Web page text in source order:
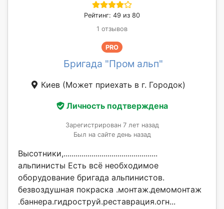
Рейтинг: 49 из 80
1 отзывов
PRO
Бригада "Пром альп"
Киев (Может приехать в г. Городок)
Личность подтверждена
Зарегистрирован 7 лет назад
Был на сайте день назад
Высотники,...............................................
альпинисты Есть всё необходимое
оборудование бригада альпинистов.
безвоздушная покраска .монтаж.демомонтаж
.баннера.гидроструй.реставрация.огн...